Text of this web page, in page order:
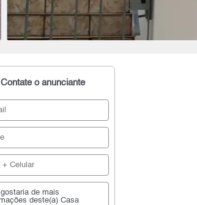
Contate o anunciante